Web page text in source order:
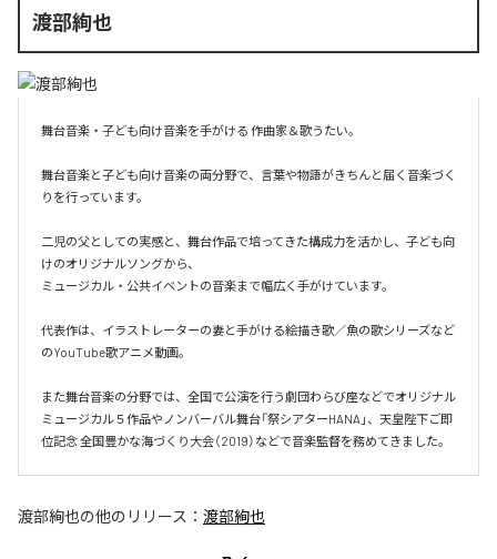
渡部絢也
舞台音楽・子ども向け音楽を手がける 作曲家＆歌うたい。
舞台音楽と子ども向け音楽の両分野で、言葉や物語がきちんと届く音楽づく
りを行っています。
二児の父としての実感と、舞台作品で培ってきた構成力を活かし、子ども向
けのオリジナルソングから、
ミュージカル・公共イベントの音楽まで幅広く手がけています。
代表作は、イラストレーターの妻と手がける絵描き歌／魚の歌シリーズなど
のYouTube歌アニメ動画。
また舞台音楽の分野では、全国で公演を行う劇団わらび座などでオリジナル
ミュージカル５作品やノンバーバル舞台「祭シアターHANA」、天皇陛下ご即
位記念 全国豊かな海づくり大会（2019）などで音楽監督を務めてきました。
渡部絢也の他のリリース： 渡部絢也